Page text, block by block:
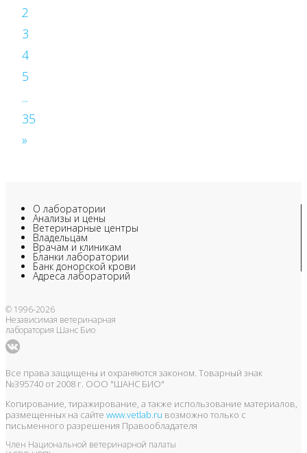
2
3
4
5
...
35
»
О лаборатории
Анализы и цены
Ветеринарные центры
Владельцам
Врачам и клиникам
Бланки лаборатории
Банк донорской крови
Адреса лабораторий
© 1996-2026
Независимая ветеринарная
лаборатория Шанс Био
Все права защищены и охраняются законом. Товарный знак
№395740 от 2008 г. ООО "ШАНС БИО"
Копирование, тиражирование, а также использование материалов,
размещенных на сайте www.vetlab.ru возможно только с
письменного разрешения Правообладателя
Член Национальной ветеринарной палаты